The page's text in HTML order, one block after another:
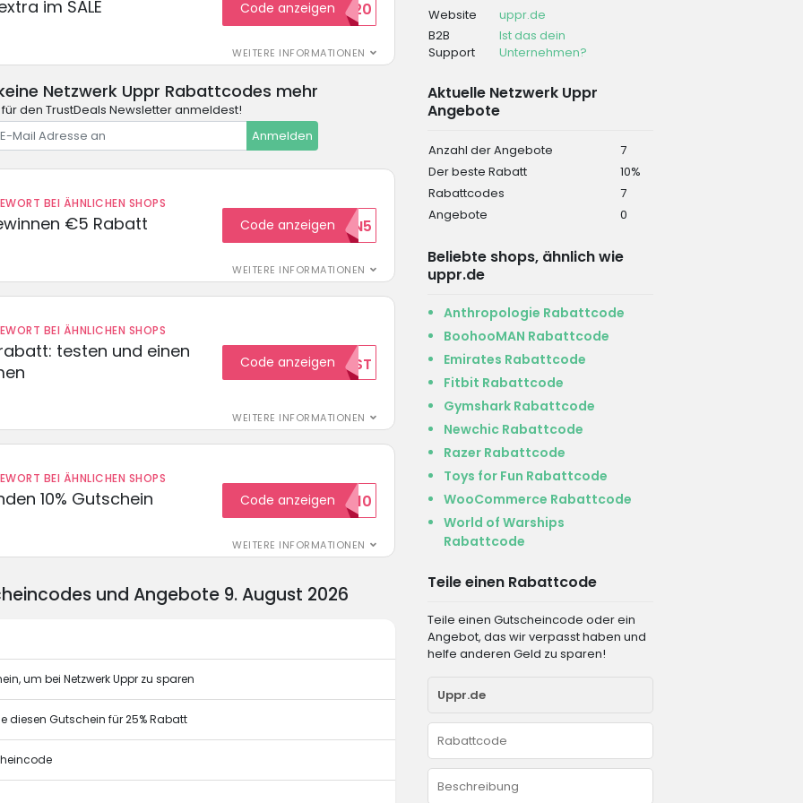
im SALE
WEITERE INFORMATIONEN
Code anzeigenSALE20
Netzwerk Uppr Rabattcodes mehr
den TrustDeals Newsletter anmeldest!
Anmelden
BEI ÄHNLICHEN SHOPS
€5 Rabatt
WEITERE INFORMATIONEN
Code anzeigen
WILKOMMEN5
BEI ÄHNLICHEN SHOPS
testen und einen
WEITERE INFORMATIONEN
Code anzeigen TEST
BEI ÄHNLICHEN SHOPS
10% Gutschein
WEITERE INFORMATIONEN
Code anzeigen
WILKOMMEN10
Website
uppr.de
B2B
Support
Ist das dein
Unternehmen?
Aktuelle Netzwerk Uppr
Angebote
Anzahl der Angebote
7
Der beste Rabatt
10%
Rabattcodes
7
Angebote
0
Beliebte shops, ähnlich wie
uppr.de
Anthropologie Rabattcode
BoohooMAN Rabattcode
Emirates Rabattcode
Fitbit Rabattcode
Gymshark Rabattcode
Newchic Rabattcode
Razer Rabattcode
Toys for Fun Rabattcode
WooCommerce Rabattcode
World of Warships
Rabattcode
Teile einen Rabattcode
Teile einen Gutscheincode oder ein
Angebot, das wir verpasst haben und
helfe anderen Geld zu sparen!
und Angebote 9. August 2026
um bei Netzwerk Uppr zu sparen
diesen Gutschein für 25% Rabatt